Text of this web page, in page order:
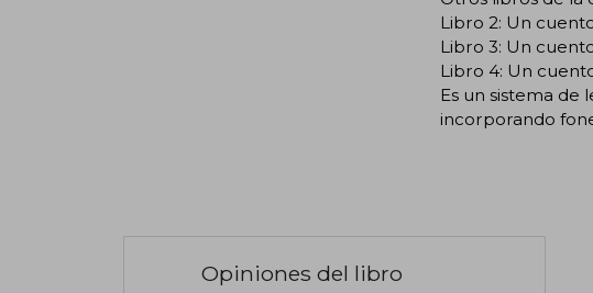
Libro 2: Un
Libro 3: Un
Libro 4: Un
Es un sistema de
incorporando
Opiniones del libro